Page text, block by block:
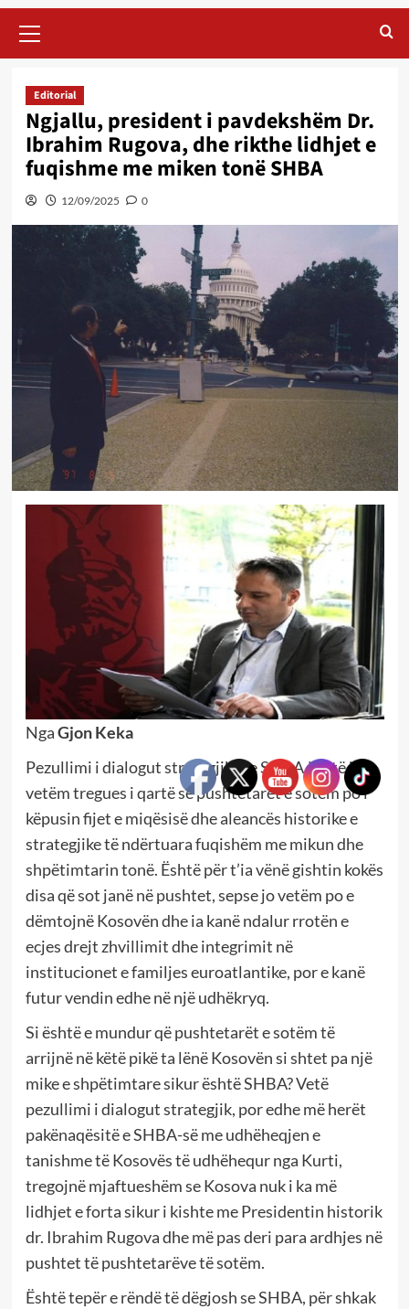
Menu
Editorial
Ngjallu, president i pavdekshëm Dr.
Ibrahim Rugova, dhe rikthe lidhjet e
fuqishme me miken tonë SHBA
12/09/2025 0
NgaGjon Keka
Pezullimi i dialogut strategjik me SHBA është jo
vetëm tregues i qartë se pushtetarët e sotëm po i
këpusin fijet e miqësisë dhe aleancës historike e
strategjike të ndërtuara fuqishëm me mikun dhe
shpëtimtarin tonë. Është për t’ia vënë gishtin kokës
disa që sot janë në pushtet, sepse jo vetëm po e
dëmtojnë Kosovën dhe ia kanë ndalur rrotën e
ecjes drejt zhvillimit dhe integrimit në
institucionet e familjes euroatlantike, por e kanë
futur vendin edhe në një udhëkryq.
Si është e mundur që pushtetarët e sotëm të
arrijnë në këtë pikë ta lënë Kosovën si shtet pa një
mike e shpëtimtare sikur është SHBA? Vetë
pezullimi i dialogut strategjik, por edhe më herët
pakënaqësitë e SHBA-së me udhëheqjen e
tanishme të Kosovës të udhëhequr nga Kurti,
tregojnë mjaftueshëm se Kosova nuk i ka më
lidhjet e forta sikur i kishte me Presidentin historik
dr. Ibrahim Rugova dhe më pas deri para ardhjes në
pushtet të pushtetarëve të sotëm.
Është tepër e rëndë të dëgjosh se SHBA, për shkak